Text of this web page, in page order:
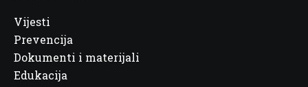
Vijesti
Prevencija
Dokumenti i materijali
Edukacija